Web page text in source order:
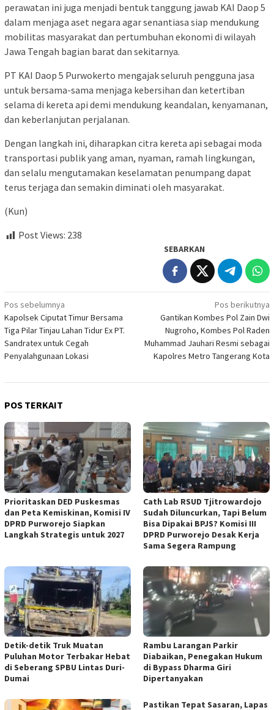
perawatan ini juga menjadi bentuk tanggung jawab KAI Daop 5
dalam menjaga aset negara agar senantiasa siap mendukung
mobilitas masyarakat dan pertumbuhan ekonomi di wilayah
Jawa Tengah bagian barat dan sekitarnya.
PT KAI Daop 5 Purwokerto mengajak seluruh pengguna jasa
untuk bersama-sama menjaga kebersihan dan ketertiban
selama di kereta api demi mendukung keandalan, kenyamanan,
dan keberlanjutan perjalanan.
Dengan langkah ini, diharapkan citra kereta api sebagai moda
transportasi publik yang aman, nyaman, ramah lingkungan,
dan selalu mengutamakan keselamatan penumpang dapat
terus terjaga dan semakin diminati oleh masyarakat.
(Kun)
Post Views: 238
SEBARKAN
Navigasi
pos
Pos sebelumnya
Kapolsek Ciputat Timur Bersama
Tiga Pilar Tinjau Lahan Tidur Ex PT.
Sandratex untuk Cegah
Penyalahgunaan Lokasi
Pos berikutnya
Gantikan Kombes Pol Zain Dwi
Nugroho, Kombes Pol Raden
Muhammad Jauhari Resmi sebagai
Kapolres Metro Tangerang Kota
POS TERKAIT
‎Prioritaskan DED Puskesmas
dan Peta Kemiskinan, Komisi IV
DPRD Purworejo Siapkan
Langkah Strategis untuk 2027 ‎
‎Cath Lab RSUD Tjitrowardojo
Sudah Diluncurkan, Tapi Belum
Bisa Dipakai BPJS? Komisi III
DPRD Purworejo Desak Kerja
Sama Segera Rampung
Detik-detik Truk Muatan
Puluhan Motor Terbakar Hebat
di Seberang SPBU Lintas Duri-
Dumai
Rambu Larangan Parkir
Diabaikan, Penegakan Hukum
di Bypass Dharma Giri
Dipertanyakan
Pastikan Tepat Sasaran, Lapas